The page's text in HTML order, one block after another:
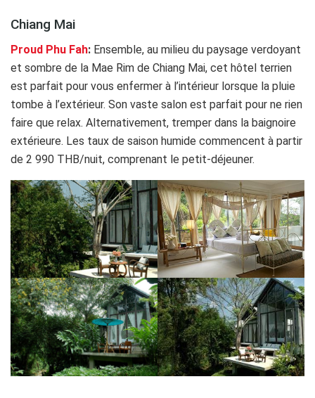
Chiang Mai
Proud Phu Fah: Ensemble, au milieu du paysage verdoyant
et sombre de la Mae Rim de Chiang Mai, cet hôtel terrien
est parfait pour vous enfermer à l’intérieur lorsque la pluie
tombe à l’extérieur. Son vaste salon est parfait pour ne rien
faire que relax. Alternativement, tremper dans la baignoire
extérieure. Les taux de saison humide commencent à partir
de 2 990 THB/nuit, comprenant le petit-déjeuner.